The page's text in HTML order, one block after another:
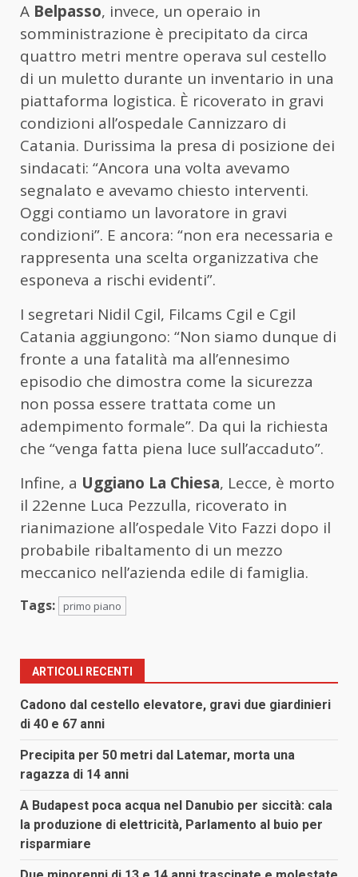
A Belpasso, invece, un operaio in
somministrazione è precipitato da circa
quattro metri mentre operava sul cestello
di un muletto durante un inventario in una
piattaforma logistica. È ricoverato in gravi
condizioni all’ospedale Cannizzaro di
Catania. Durissima la presa di posizione dei
sindacati: “Ancora una volta avevamo
segnalato e avevamo chiesto interventi.
Oggi contiamo un lavoratore in gravi
condizioni”. E ancora: “non era necessaria e
rappresenta una scelta organizzativa che
esponeva a rischi evidenti”.
I segretari Nidil Cgil, Filcams Cgil e Cgil
Catania aggiungono: “Non siamo dunque di
fronte a una fatalità ma all’ennesimo
episodio che dimostra come la sicurezza
non possa essere trattata come un
adempimento formale”. Da qui la richiesta
che “venga fatta piena luce sull’accaduto”.
Infine, a Uggiano La Chiesa, Lecce, è morto
il 22enne Luca Pezzulla, ricoverato in
rianimazione all’ospedale Vito Fazzi dopo il
probabile ribaltamento di un mezzo
meccanico nell’azienda edile di famiglia.
Tags: primo piano
ARTICOLI RECENTI
Cadono dal cestello elevatore, gravi due giardinieri
di 40 e 67 anni
Precipita per 50 metri dal Latemar, morta una
ragazza di 14 anni
A Budapest poca acqua nel Danubio per siccità: cala
la produzione di elettricità, Parlamento al buio per
risparmiare